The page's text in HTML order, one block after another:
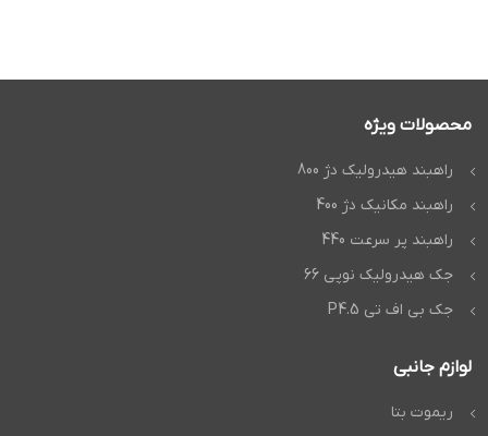
محصولات ویژه
راهبند هیدرولیک دژ 800
راهبند مکانیک دژ 400
راهبند پر سرعت 440
جک هیدرولیک نوپی 66
جک بی اف تی P4.5
لوازم جانبی
ریموت بتا